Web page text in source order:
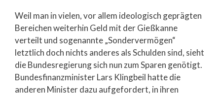
Weil man in vielen, vor allem ideologisch geprägten
Bereichen weiterhin Geld mit der Gießkanne
verteilt und sogenannte „Sondervermögen“
letztlich doch nichts anderes als Schulden sind, sieht
die Bundesregierung sich nun zum Sparen genötigt.
Bundesfinanzminister Lars Klingbeil hatte die
anderen Minister dazu aufgefordert, in ihren